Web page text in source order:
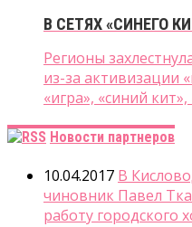
В СЕТЯХ «СИНЕГО
Регионы
из-за активизации
«игра», «синий кит»,
Новости партнеров
10.04.2017 В
чиновник Павел
работу городского